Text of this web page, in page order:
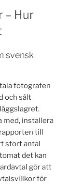
– Hur
svensk
fotografen
och sålt
med, installera
till
stort antal
det kan
gör att
för